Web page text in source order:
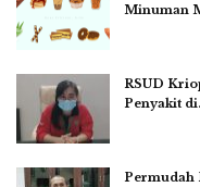
Minuman
RSUD
Penyakit
Permudah